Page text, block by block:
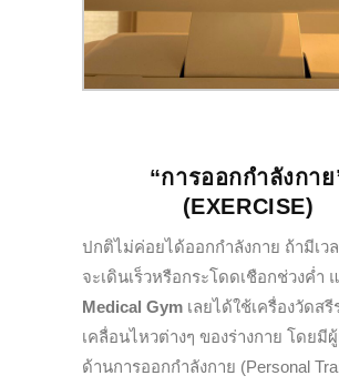
“การออกกำลังกาย
(EXERCISE)
ปกติไม่ค่อยได้ออกกำลังกาย ถ้ามีเว
จะเดินเร็วหรือกระโดดเชือกช่วงค่ำ
Medical Gym เลยได้ใช้เครื่องวัดสรี
เคลื่อนไหวต่างๆ ของร่างกาย โดยมี
ด้านการออกกำลังกาย (Personal